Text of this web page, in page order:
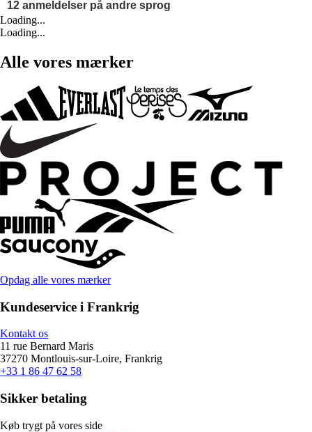
Loading...
Loading...
Alle vores mærker
Opdag alle vores mærker
Kundeservice i Frankrig
Kontakt os
11 rue Bernard Maris
37270 Montlouis-sur-Loire, Frankrig
+33 1 86 47 62 58
Sikker betaling
Køb trygt på vores side